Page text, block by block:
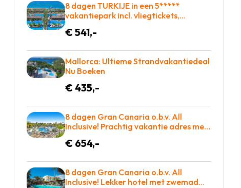
8 dagen TURKIJE in een 5*****
vakantiepark incl. vliegtickets,
transfers en met Zwembad met
glijbanen = BOEKEN!
€ 541,-
Mallorca: Ultieme Strandvakantiedeal
Nu Boeken
€ 435,-
8 dagen Gran Canaria o.b.v. All
Inclusive! Prachtig vakantie adres met
WOW
€ 654,-
8 dagen Gran Canaria o.b.v. All
Inclusive! Lekker hotel met zwemad